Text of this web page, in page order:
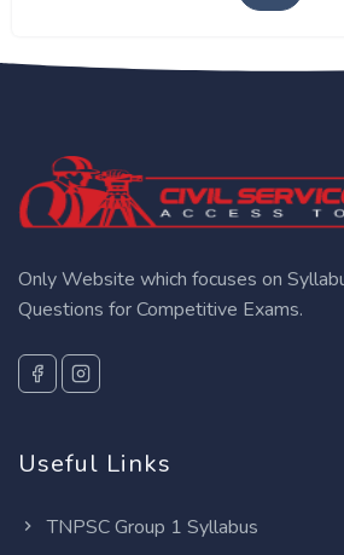
Only Website which focuses on
Questions for Competitive Exams.
Useful Links
TNPSC Group 1 Syllabus